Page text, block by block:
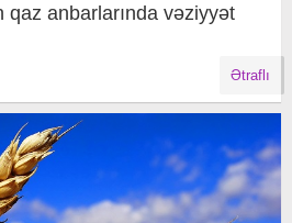
qaz anbarlarında vəziyyət
Ətraflı